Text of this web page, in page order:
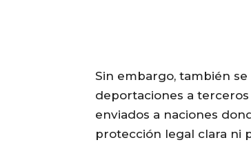
Sin embargo, también
deportaciones a
enviados a naciones
protección legal clara ni